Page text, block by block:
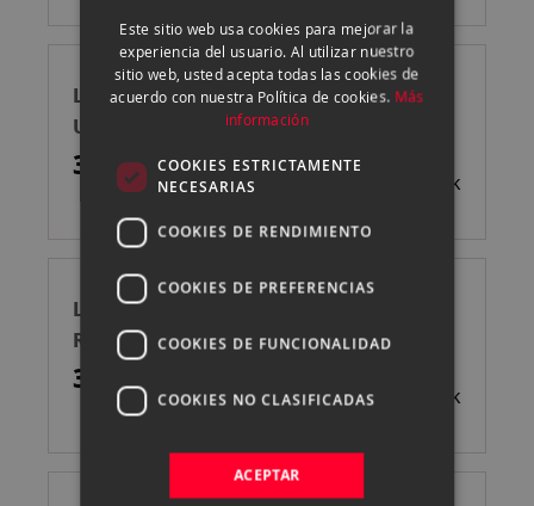
LEXAR LECTOR SD/MICRO SD USB 3.1
USB-C
34,99 € Sin stock
LEXAR CFEXPRESS PRO GOLD 320GB
R900/RW800MB/S TYPE A TARJETA
MEMORIA
339,99 € Sin stock
ENGLISH
CATALAN
Este sitio web usa cookies para mejorar la
experiencia del usuario. Al utilizar nuestro
sitio web, usted acepta todas las cookies de
acuerdo con nuestra Política de cookies. Más
información
COOKIES ESTRICTAMENTE
NECESARIAS
COOKIES DE RENDIMIENTO
COOKIES DE PREFERENCIAS
COOKIES DE FUNCIONALIDAD
COOKIES NO CLASIFICADAS
ACEPTAR